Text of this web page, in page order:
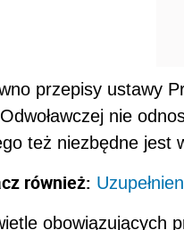
przepisy ustawy
nie
też niezbędne jest
również:
obowiązujących